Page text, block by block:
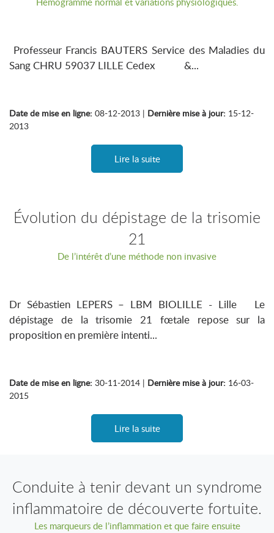
Professeur Francis BAUTERS Service des Maladies du
Sang CHRU 59037 LILLE Cedex &...
Date de mise en ligne: 08-12-2013 | Dernière mise à jour: 15-12-
2013
Lire la suite
Évolution du dépistage de la trisomie
21
De l’intérêt d’une méthode non invasive
Dr Sébastien LEPERS – LBM BIOLILLE - Lille Le
dépistage de la trisomie 21 fœtale repose sur la
proposition en première intenti...
Date de mise en ligne: 30-11-2014 | Dernière mise à jour: 16-03-
2015
Lire la suite
Conduite à tenir devant un syndrome
inflammatoire de découverte fortuite.
Les marqueurs de l’inflammation et que faire ensuite